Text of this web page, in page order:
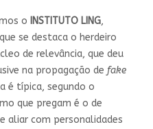
o INSTITUTO LING,
se destaca o herdeiro
de relevância, que deu
na propagação de fake
é típica, segundo o
que pregam é o de
aliar com personalidades